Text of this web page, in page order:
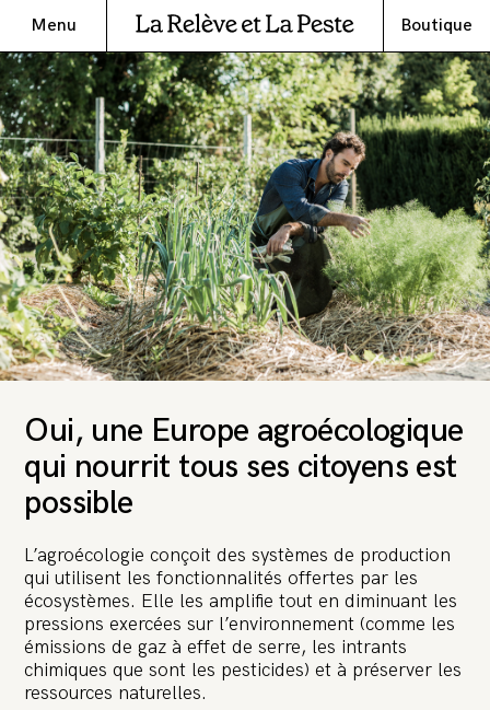
Menu Boutique
Oui, une Europe agroécologique
qui nourrit tous ses citoyens est
possible
L’agroécologie conçoit des systèmes de production
qui utilisent les fonctionnalités offertes par les
écosystèmes. Elle les amplifie tout en diminuant les
pressions exercées sur l’environnement (comme les
émissions de gaz à effet de serre, les intrants
chimiques que sont les pesticides) et à préserver les
ressources naturelles.
🚨 L’heure est grave. Une
multinationale tente d’anéantir La